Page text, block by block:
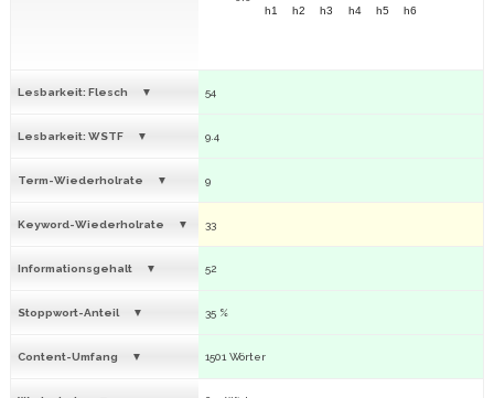
h1 h2 h3 h4 h5 h6
Lesbarkeit: Flesch 54
Lesbarkeit: WSTF 9.4
Term-Wiederholrate 9
Keyword-Wiederholrate 33
Informationsgehalt 52
Stoppwort-Anteil 35 %
Content-Umfang 1501 Wörter